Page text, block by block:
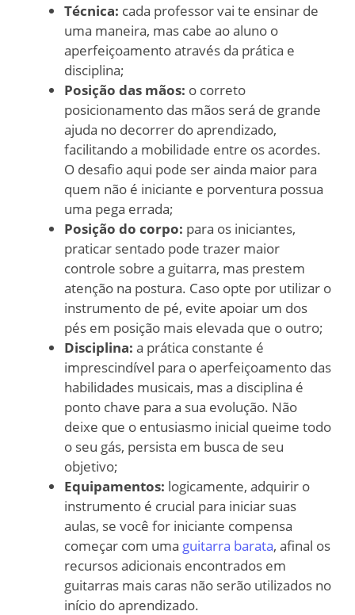
Técnica: cada professor vai te ensinar de
uma maneira, mas cabe ao aluno o
aperfeiçoamento através da prática e
disciplina;
Posição das mãos: o correto
posicionamento das mãos será de grande
ajuda no decorrer do aprendizado,
facilitando a mobilidade entre os acordes.
O desafio aqui pode ser ainda maior para
quem não é iniciante e porventura possua
uma pega errada;
Posição do corpo: para os iniciantes,
praticar sentado pode trazer maior
controle sobre a guitarra, mas prestem
atenção na postura. Caso opte por utilizar o
instrumento de pé, evite apoiar um dos
pés em posição mais elevada que o outro;
Disciplina: a prática constante é
imprescindível para o aperfeiçoamento das
habilidades musicais, mas a disciplina é
ponto chave para a sua evolução. Não
deixe que o entusiasmo inicial queime todo
o seu gás, persista em busca de seu
objetivo;
Equipamentos: logicamente, adquirir o
instrumento é crucial para iniciar suas
aulas, se você for iniciante compensa
começar com uma guitarra barata, afinal os
recursos adicionais encontrados em
guitarras mais caras não serão utilizados no
início do aprendizado.